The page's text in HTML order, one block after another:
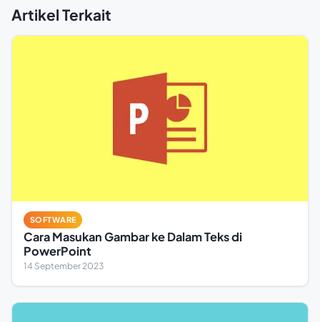
Artikel Terkait
SOFTWARE
Cara Masukan Gambar ke Dalam Teks di
PowerPoint
14 September 2023